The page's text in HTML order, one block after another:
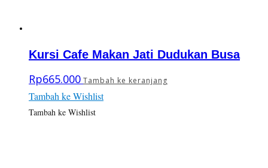
Kursi Cafe Makan Jati Dudukan Busa
Rp665.000 Tambah ke keranjang
Tambah ke Wishlist
Tambah ke Wishlist